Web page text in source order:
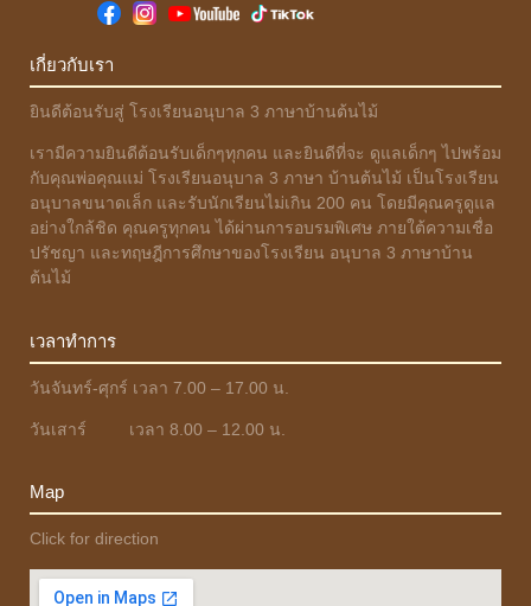
เกี่ยวกับเรา
ยินดีต้อนรับสู่ โรงเรียนอนุบาล 3 ภาษาบ้านต้นไม้
เรามีความยินดีต้อนรับเด็กๆทุกคน และยินดีที่จะ ดูแลเด็กๆ ไปพร้อม
กับคุณพ่อคุณแม่ โรงเรียนอนุบาล 3 ภาษา บ้านต้นไม้ เป็นโรงเรียน
อนุบาลขนาดเล็ก และรับนักเรียนไม่เกิน 200 คน โดยมีคุณครูดูแล
อย่างใกล้ชิด คุณครูทุกคน ได้ผ่านการอบรมพิเศษ ภายใต้ความเชื่อ
ปรัชญา และทฤษฎีการศึกษาของโรงเรียน อนุบาล 3 ภาษาบ้าน
ต้นไม้
เวลาทำการ
วันจันทร์-ศุกร์ เวลา 7.00 – 17.00 น.
วันเสาร์ เวลา 8.00 – 12.00 น.
Map
Click for direction